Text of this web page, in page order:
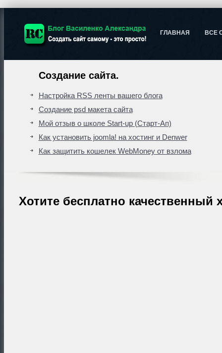
ВСЕ
ГЛАВНАЯ
Создание сайта.
Настройка RSS ленты вашего блога
Создание psd макета сайта
Мой отзыв о школе Start-up (Старт-Ап)
Как установить joomla! на хостинг и Denwer
Как защитить кошелек WebMoney от взлома
Хотите бесплатно качественный